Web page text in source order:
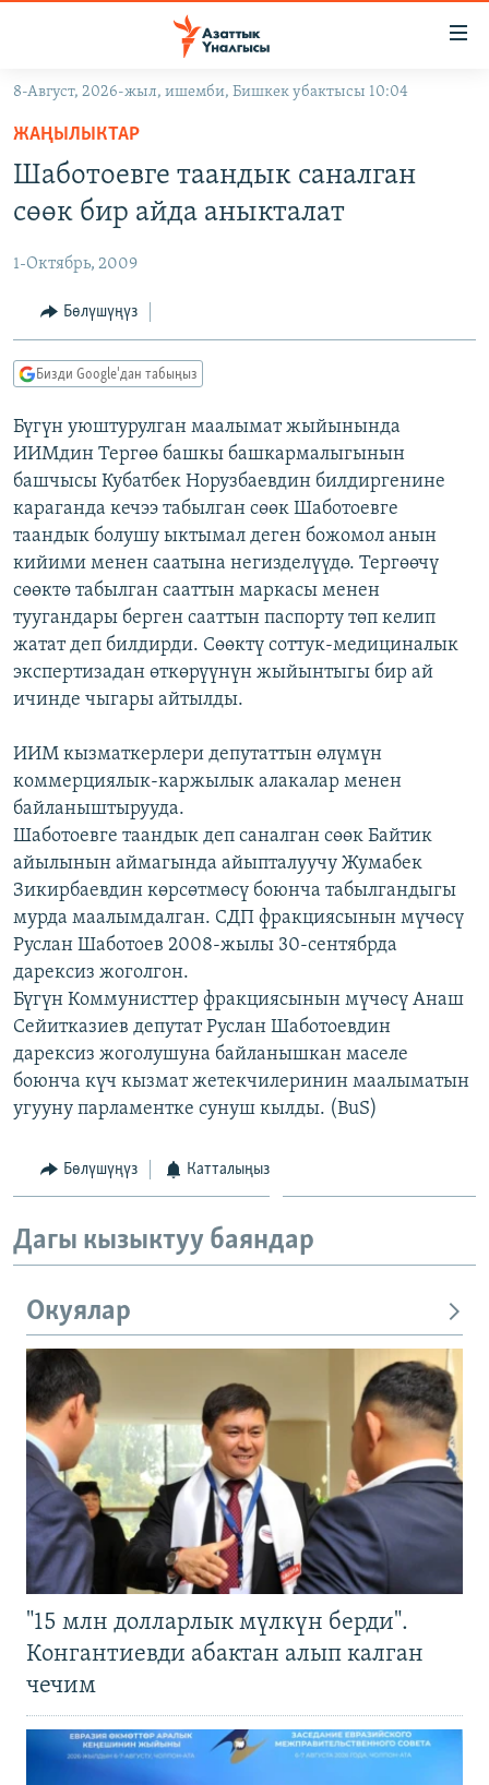
Навигацияга
өтүңүз
Издөөгө
салыңыз
КЫРГЫЗСТАН
КЫРГЫЗСТАН
ЭКОНОМИКА
МАДАНИЯТ
БОРБОР АЗИЯ
АТАЙЫН ИЛИКТӨӨ
ТВ ПРОГРАММАЛАР
ЭКСПЕРТТЕР ТАЛДАЙТ
БИЗ ЖАНА ДҮЙНӨ
ЭЖЕ-СИҢДИЛЕР
АЗАТТЫК+
ЫҢГАЙСЫЗ СУРООЛОР
ӨЗГӨЧӨ ПИКИР
Русский
ОНЛАЙН ШЕРИНЕ
ЭЕ/АРнун бардык сайттары
8-Август, 2026-жыл, ишемби, Бишкек убактысы 10:04
ЖАҢЫЛЫКТАР
Шаботоевге таандык саналган
сөөк бир айда аныкталат
1-Октябрь, 2009
Бөлүшүңүз
Бизди Google'дан табыңыз
Бүгүн уюштурулган маалымат жыйынында
ИИМдин Тергөө башкы башкармалыгынын
башчысы Кубатбек Норузбаевдин билдиргенине
караганда кечээ табылган сөөк Шаботоевге
таандык болушу ыктымал деген божомол анын
кийими менен саатына негизделүүдө. Тергөөчү
сөөктө табылган сааттын маркасы менен
туугандары берген сааттын паспорту төп келип
жатат деп билдирди. Сөөктү соттук-медициналык
экспертизадан өткөрүүнүн жыйынтыгы бир ай
ичинде чыгары айтылды.
ИИМ кызматкерлери депутаттын өлүмүн
коммерциялык-каржылык алакалар менен
байланыштырууда.
Шаботоевге таандык деп саналган сөөк Байтик
айылынын аймагында айыпталуучу Жумабек
Зикирбаевдин көрсөтмөсү боюнча табылгандыгы
мурда маалымдалган. СДП фракциясынын мүчөсү
Руслан Шаботоев 2008-жылы 30-сентябрда
дарексиз жоголгон.
Бүгүн Коммунисттер фракциясынын мүчөсү Анаш
Сейитказиев депутат Руслан Шаботоевдин
дарексиз жоголушуна байланышкан маселе
боюнча күч кызмат жетекчилеринин маалыматын
угууну парламентке сунуш кылды. (BuS)
Бөлүшүңүз Катталыңыз
Дагы кызыктуу баяндар
Окуялар
"15 млн долларлык мүлкүн берди".
Конгантиевди абактан алып калган
чечим